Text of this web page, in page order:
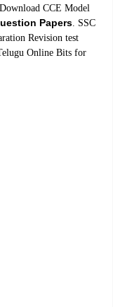
CCE Model
Papers. SSC
Revision test
Online Bits for